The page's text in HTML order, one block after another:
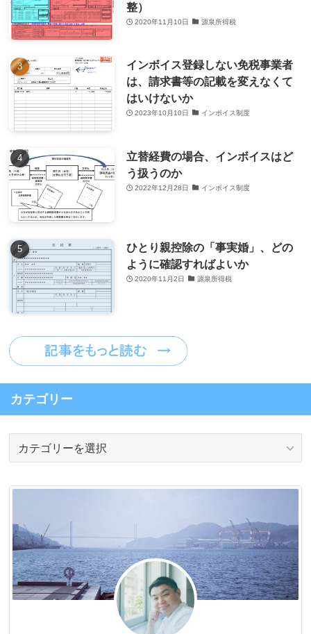
整）
2020年11月10日 源泉所得税
インボイス登録しない免税事業者
は、請求書等の記載を変えなくて
はいけないか
2023年10月10日 インボイス制度
立替経費の場合、インボイスはど
う扱うのか
2022年12月28日 インボイス制度
ひとり親控除の「事実婚」、どの
ように確認すればよいか
2020年11月2日 源泉所得税
カテゴリー
リ